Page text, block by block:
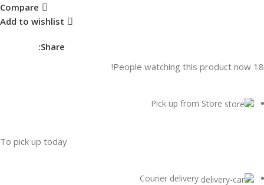
Compare
Add to wishlist
Share:
18
People watching this product now!
Pick up from Store
To pick up today
Courier delivery